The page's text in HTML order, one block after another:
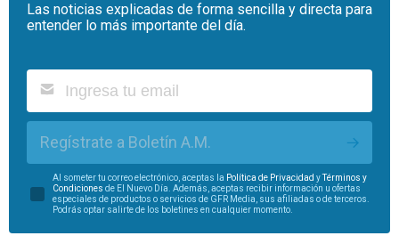
Las noticias explicadas de forma sencilla y directa para
entender lo más importante del día.
Regístrate a Boletín A.M.
Al someter tu correo electrónico, aceptas la Política de Privacidad yTérminos y
Condiciones de El Nuevo Día. Además, aceptas recibir información u ofertas
especiales de productos o servicios de GFR Media, sus afiliadas o de terceros.
Podrás optar salirte de los boletines en cualquier momento.